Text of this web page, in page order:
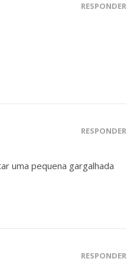
RESPONDER
RESPONDER
uma pequena gargalhada
RESPONDER